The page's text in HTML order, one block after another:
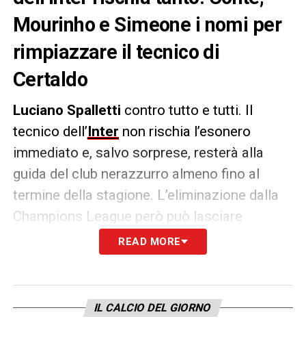
Mourinho e Simeone i nomi per
rimpiazzare il tecnico di
Certaldo
Luciano Spalletti contro tutto e tutti. Il
tecnico dell’ Inter non rischia l’esonero
immediato e, salvo sorprese, resterà alla
guida del club nerazzurro almeno fino al
termine della stagione. L’eliminazione dalla
Champions League però può lasciare
strascichi pesanti e il tecnico verrà giudicato
in base ai risultati.Marottaha ribadito la
dell’allenatore di Certaldo che ieri in
READ MORE
IL CALCIO DEL GIORNO